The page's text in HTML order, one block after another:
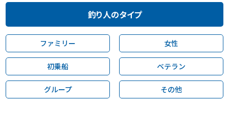
釣り人のタイプ
ファミリー 女性
初乗船 ベテラン
グループ その他